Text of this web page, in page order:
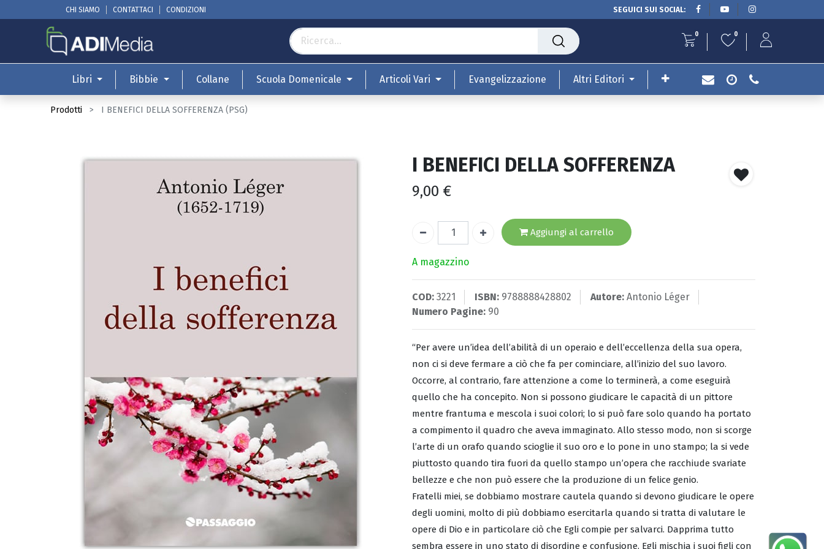
CHI SIAMO CONTATTACI CONDIZIONI SEGUICI SUI SOCIAL:
0 0
Libri Bibbie Collane Scuola Domenicale Articoli Vari Evangelizzazione Altri Editori
Prodotti I BENEFICI DELLA SOFFERENZA (PSG)
I BENEFICI DELLA SOFFERENZA
9,00 €
Aggiungi al carrello
A magazzino
COD: 3221 ISBN: 9788888428802 Autore: Antonio Léger
Numero Pagine: 90
“Per avere un’idea dell’abilità di un operaio e dell’eccellenza della sua opera,
non ci si deve fermare a ciò che fa per cominciare, all’inizio del suo lavoro.
Occorre, al contrario, fare attenzione a come lo terminerà, a come eseguirà
quello che ha concepito. Non si possono giudicare le capacità di un pittore
mentre frantuma e mescola i suoi colori; lo si può fare solo quando ha portato
a compimento il quadro che aveva immaginato. Allo stesso modo, non si scorge
l’arte di un orafo quando scioglie il suo oro e lo pone in uno stampo; la si vede
piuttosto quando tira fuori da quello stampo un’opera che racchiude svariate
bellezze e che non può essere che la produzione di un felice genio.
Fratelli miei, se dobbiamo mostrare cautela quando si devono giudicare le opere
degli uomini, molto di più dobbiamo esercitarla quando si tratta di valutare le
opere di Dio e in particolare ciò che Egli compie per salvarci. Dapprima tutto
sembra essere in uno stato di disordine e confusione. Egli mischia i suoi figli con